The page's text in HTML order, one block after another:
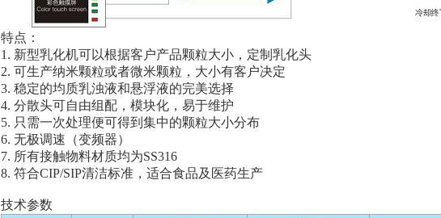
特点：
1. 新型乳化机可以根据客户产品颗粒大小，定制乳化头
2. 可生产纳米颗粒或者微米颗粒，大小有客户决定
3. 稳定的均质乳浊液和悬浮液的完美选择
4. 分散头可自由组配，模块化，易于维护
5. 只需一次处理便可得到集中的颗粒大小分布
6. 无极调速（变频器）
7. 所有接触物料材质均为SS316
8. 符合CIP/SIP清洁标准，适合食品及医药生产
技术参数